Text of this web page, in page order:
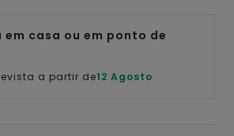
em casa ou em ponto de
a partir de12 Agosto